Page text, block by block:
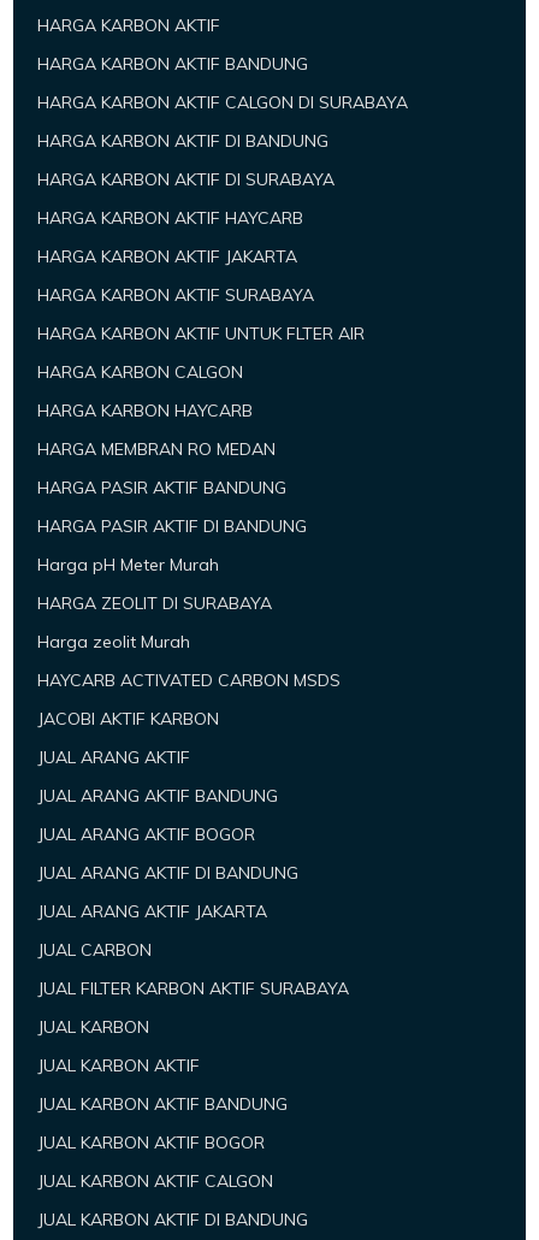
HARGA KARBON AKTIF
HARGA KARBON AKTIF BANDUNG
HARGA KARBON AKTIF CALGON DI SURABAYA
HARGA KARBON AKTIF DI BANDUNG
HARGA KARBON AKTIF DI SURABAYA
HARGA KARBON AKTIF HAYCARB
HARGA KARBON AKTIF JAKARTA
HARGA KARBON AKTIF SURABAYA
HARGA KARBON AKTIF UNTUK FLTER AIR
HARGA KARBON CALGON
HARGA KARBON HAYCARB
HARGA MEMBRAN RO MEDAN
HARGA PASIR AKTIF BANDUNG
HARGA PASIR AKTIF DI BANDUNG
Harga pH Meter Murah
HARGA ZEOLIT DI SURABAYA
Harga zeolit Murah
HAYCARB ACTIVATED CARBON MSDS
JACOBI AKTIF KARBON
JUAL ARANG AKTIF
JUAL ARANG AKTIF BANDUNG
JUAL ARANG AKTIF BOGOR
JUAL ARANG AKTIF DI BANDUNG
JUAL ARANG AKTIF JAKARTA
JUAL CARBON
JUAL FILTER KARBON AKTIF SURABAYA
JUAL KARBON
JUAL KARBON AKTIF
JUAL KARBON AKTIF BANDUNG
JUAL KARBON AKTIF BOGOR
JUAL KARBON AKTIF CALGON
JUAL KARBON AKTIF DI BANDUNG